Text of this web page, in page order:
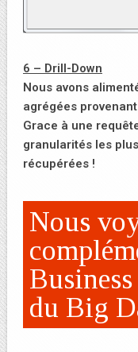
6 – Drill-Down
Nous avons
agrégées
Grace à une
granularités les
récupérées !
Nous
du Big